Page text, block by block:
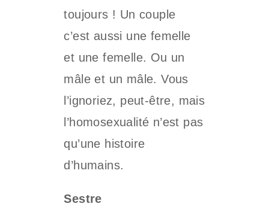
toujours ! Un couple
c’est aussi une femelle
et une femelle. Ou un
mâle et un mâle. Vous
l’ignoriez, peut-être, mais
l’homosexualité n’est pas
qu’une histoire
d’humains.
Sestre